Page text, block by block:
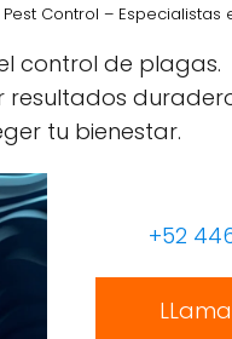
Control – Especialistas
control de plagas.
tu bienestar.
+52